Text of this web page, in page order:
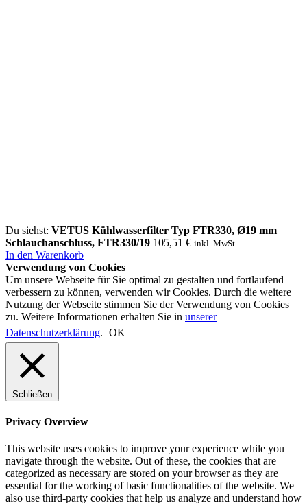
Du siehst: VETUS Kühlwasserfilter Typ FTR330, Ø19 mm
Schlauchanschluss, FTR330/19 105,51 € inkl. MwSt.
In den Warenkorb
Verwendung von Cookies
Um unsere Webseite für Sie optimal zu gestalten und fortlaufend
verbessern zu können, verwenden wir Cookies. Durch die weitere
Nutzung der Webseite stimmen Sie der Verwendung von Cookies
zu. Weitere Informationen erhalten Sie in unserer
Datenschutzerklärung. OK
Schließen
Privacy Overview
This website uses cookies to improve your experience while you
navigate through the website. Out of these, the cookies that are
categorized as necessary are stored on your browser as they are
essential for the working of basic functionalities of the website. We
also use third-party cookies that help us analyze and understand how